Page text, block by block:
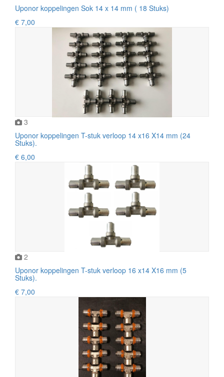
Uponor koppelingen Sok 14 x 14 mm ( 18 Stuks)
€ 7,00
3
Uponor koppelingen T-stuk verloop 14 x16 X14 mm (24
Stuks).
€ 6,00
2
Uponor koppelingen T-stuk verloop 16 x14 X16 mm (5
Stuks).
€ 7,00